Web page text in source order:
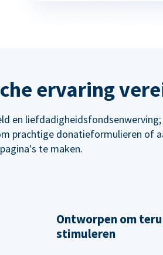
ervaring
en
prachtige donatieformulieren of
te maken.
Ontworpen om
stimuleren